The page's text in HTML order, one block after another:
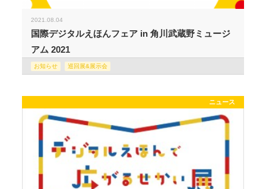
2021.08.04
国際デジタルえほんフェア in 角川武蔵野ミュージ
アム 2021
お知らせ 巡回展&展示会
ニュース